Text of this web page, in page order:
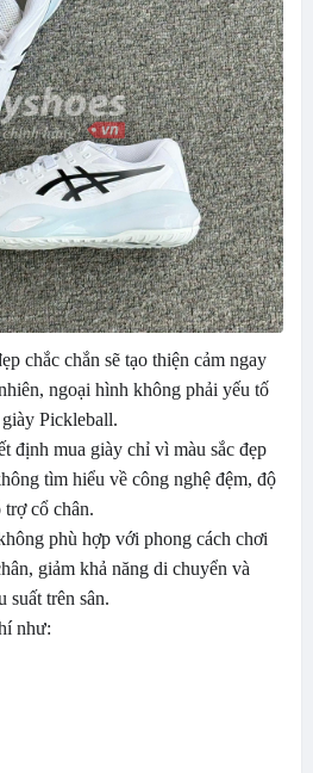
chắc chắn sẽ tạo thiện cảm ngay
ngoại hình không phải yếu tố
Pickleball.
định mua giày chỉ vì màu sắc đẹp
tìm hiểu về công nghệ đệm, độ
trợ cổ chân.
phù hợp với phong cách chơi
giảm khả năng di chuyển và
suất trên sân.
như: